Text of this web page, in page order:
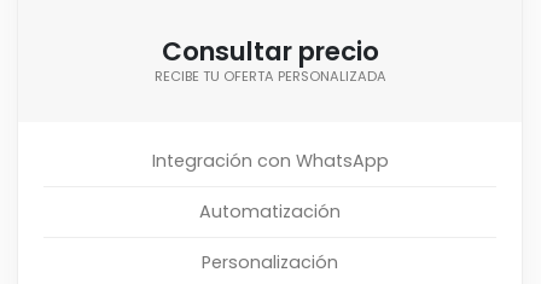
Consultar precio
RECIBE TU OFERTA PERSONALIZADA
Integración con WhatsApp
Automatización
Personalización